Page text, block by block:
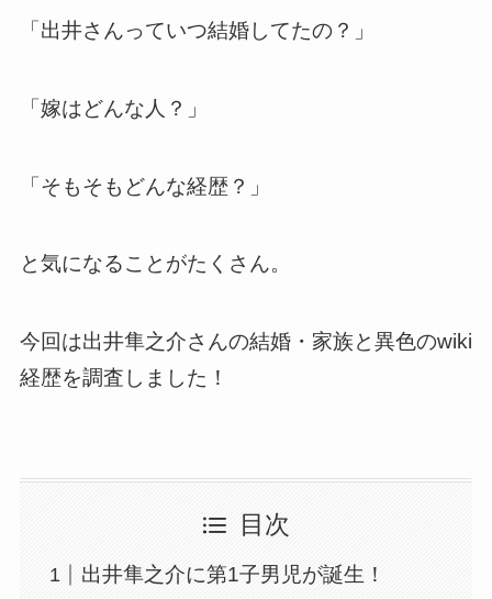
「出井さんっていつ結婚してたの？」
「嫁はどんな人？」
「そもそもどんな経歴？」
と気になることがたくさん。
今回は出井隼之介さんの結婚・家族と異色のwiki
経歴を調査しました！
目次
出井隼之介に第1子男児が誕生！